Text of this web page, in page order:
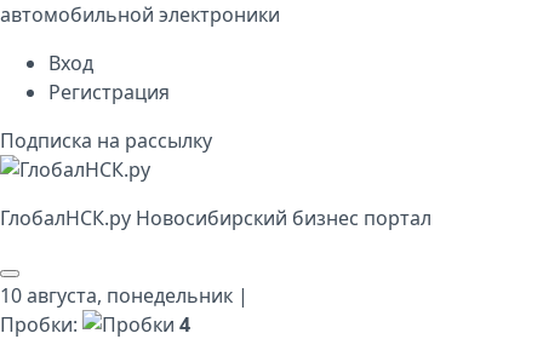
автомобильной электроники
Вход
Регистрация
Подписка на рассылку
ГлобалНСК.py Новосибирский бизнес портал
10 августа, понедельник |
Пробки:
4